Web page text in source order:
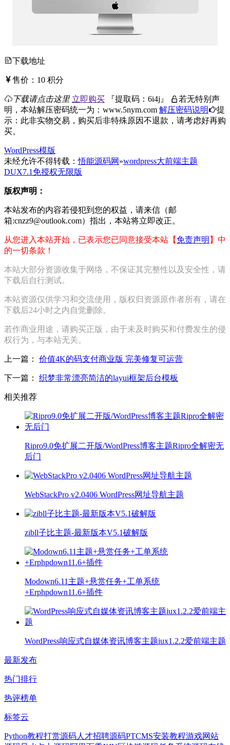
下载地址
售价： 10 积分
下载请点击这里 立即购买 『提取码： 6i4j 』
若无特别声
明，本站解压密码统一为：www.5nym.com 解压密码说明
提
示：此非实物交易，购买后非特殊原因不退款，请考虑好再购
买。
WordPress模版
未经允许不得转载：悟能源码网 »wordpress大前端主题
DUX7.1免授权无限版
版权声明：
本站发布的内容若侵犯到您的权益，请来信（邮
箱:cnzz9@outlook.com）指出，本站将立即改正。
从您进入本站开始，已表示您已同意接受本站【 免责声明 】中
的一切条款！
本站大部分资源收集于网络，不保证其完整性以及安全性，请
下载后自行测试。
本站资源仅供学习和交流使用，版权归资源原作者所有，请在
下载后24小时之内自觉删除。
若作商业用途，请购买正版，由于未及时购买和付费发生的侵
权行为，与本站无关。
上一篇： 价值4K的码支付商业版 完美修复可运营
下一篇： 织梦非常漂亮简洁的layui框架后台模板
相关推荐
Ripro9.0免扩展二开版/WordPress博客主题Ripro全解密无
后门
WebStackPro v2.0406 WordPress网址导航主题
zibll子比主题-最新版本V5.1破解版
Modown6.11主题+悬赏任务+工单系统
+Erphpdown11.6+插件
WordPress响应式自媒体资讯博客主题iux1.2.2爱前端主题
最新发布
热门排行
热评榜单
标签云
Python教程打赏源码人才招聘源码PTCMS安装教程游戏网站